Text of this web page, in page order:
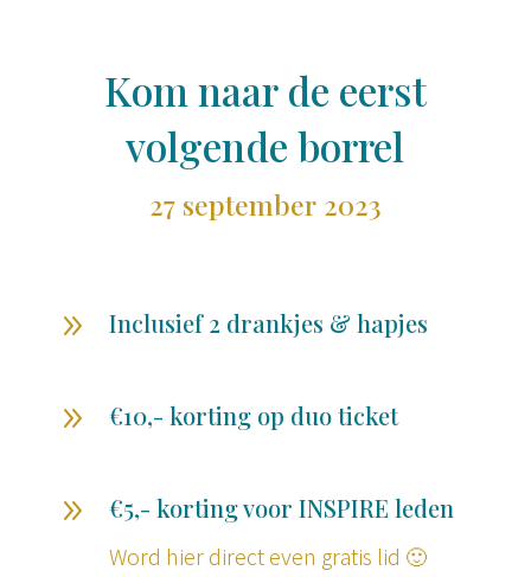
Kom naar de eerst
volgende borrel
27 september 2023
9 Inclusief 2 drankjes & hapjes
9 €10,- korting op duo ticket
9 €5,- korting voor INSPIRE leden
Word hier direct even gratis lid 🙂